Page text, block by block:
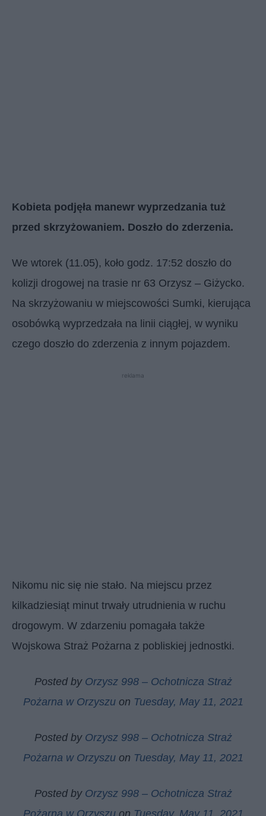
Kobieta podjęła manewr wyprzedzania tuż
przed skrzyżowaniem. Doszło do zderzenia.
We wtorek (11.05), koło godz. 17:52 doszło do
kolizji drogowej na trasie nr 63 Orzysz – Giżycko.
Na skrzyżowaniu w miejscowości Sumki, kierująca
osobówką wyprzedzała na linii ciągłej, w wyniku
czego doszło do zderzenia z innym pojazdem.
reklama
Nikomu nic się nie stało. Na miejscu przez
kilkadziesiąt minut trwały utrudnienia w ruchu
drogowym. W zdarzeniu pomagała także
Wojskowa Straż Pożarna z pobliskiej jednostki.
Posted by Orzysz 998 – Ochotnicza Straż
Pożarna w Orzyszuon Tuesday, May 11, 2021
Posted by Orzysz 998 – Ochotnicza Straż
Pożarna w Orzyszuon Tuesday, May 11, 2021
Posted by Orzysz 998 – Ochotnicza Straż
Pożarna w Orzyszuon Tuesday, May 11, 2021